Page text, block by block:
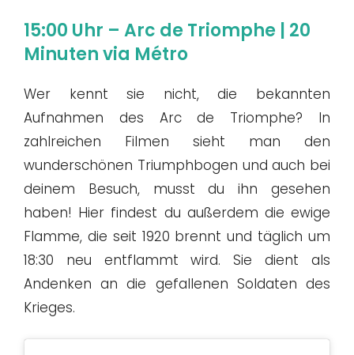
15:00 Uhr – Arc de Triomphe | 20
Minuten via Métro
Wer kennt sie nicht, die bekannten
Aufnahmen des Arc de Triomphe? In
zahlreichen Filmen sieht man den
wunderschönen Triumphbogen und auch bei
deinem Besuch, musst du ihn gesehen
haben! Hier findest du außerdem die ewige
Flamme, die seit 1920 brennt und täglich um
18:30 neu entflammt wird. Sie dient als
Andenken an die gefallenen Soldaten des
Krieges.